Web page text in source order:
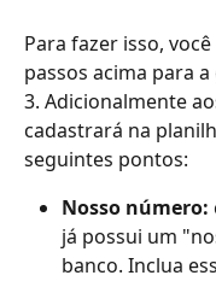
Para fazer isso,
passos acima para
3. Adicionalmente
cadastrará na
seguintes pontos:
Nosso número:
já possui um
banco. Inclua